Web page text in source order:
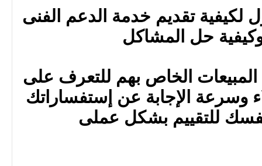
لكيفية تقديم خدمة الدعم الفنى
حل المشاكل
الخاص بهم للتعرف على
وسرعة الإجابة عن إستفساراتك
للتقييم بشكل عملى